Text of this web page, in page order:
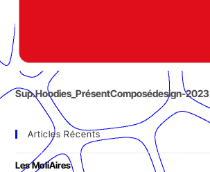
Sup.Hoodies_PrésentComposédesign-2023
Articles Récents
Les MoliAires